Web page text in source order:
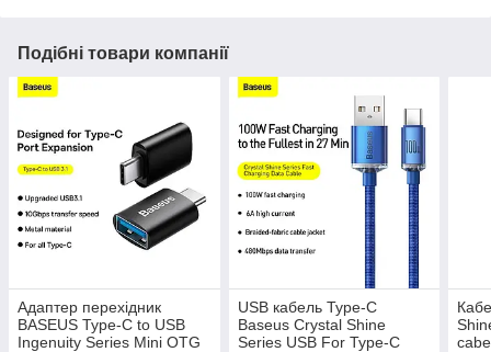
Подібні товари компанії
Адаптер перехідник
BASEUS Type-C to USB
Ingenuity Series Mini OTG
USB кабель Type-C
Baseus Crystal Shine
Series USB For Type-C